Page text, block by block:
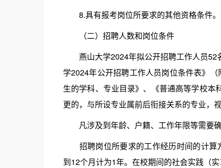
8.具有报考岗位所要求的其他资格条件。
（二）招聘人数和岗位条件
燕山大学2024年拟公开招聘工作人员52
学2024年公开招聘工作人员岗位条件表》
生的学科、专业目录》、《普通高等学校
更的，与所设专业属前后衔接关系的专业，
凡涉及到年龄、户籍、工作年限等需要确
招聘岗位所要求的工作经历时间的计算
到12个月计为1年。在校期间的社会实践（